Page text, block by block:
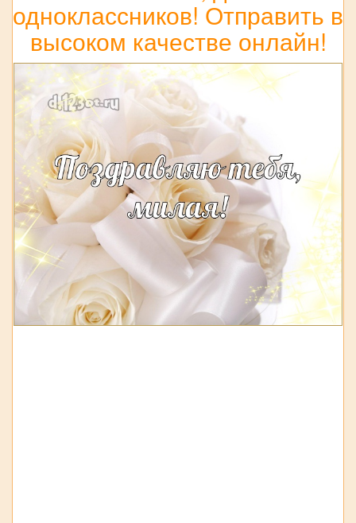
одноклассников! Отправить в
высоком качестве онлайн!